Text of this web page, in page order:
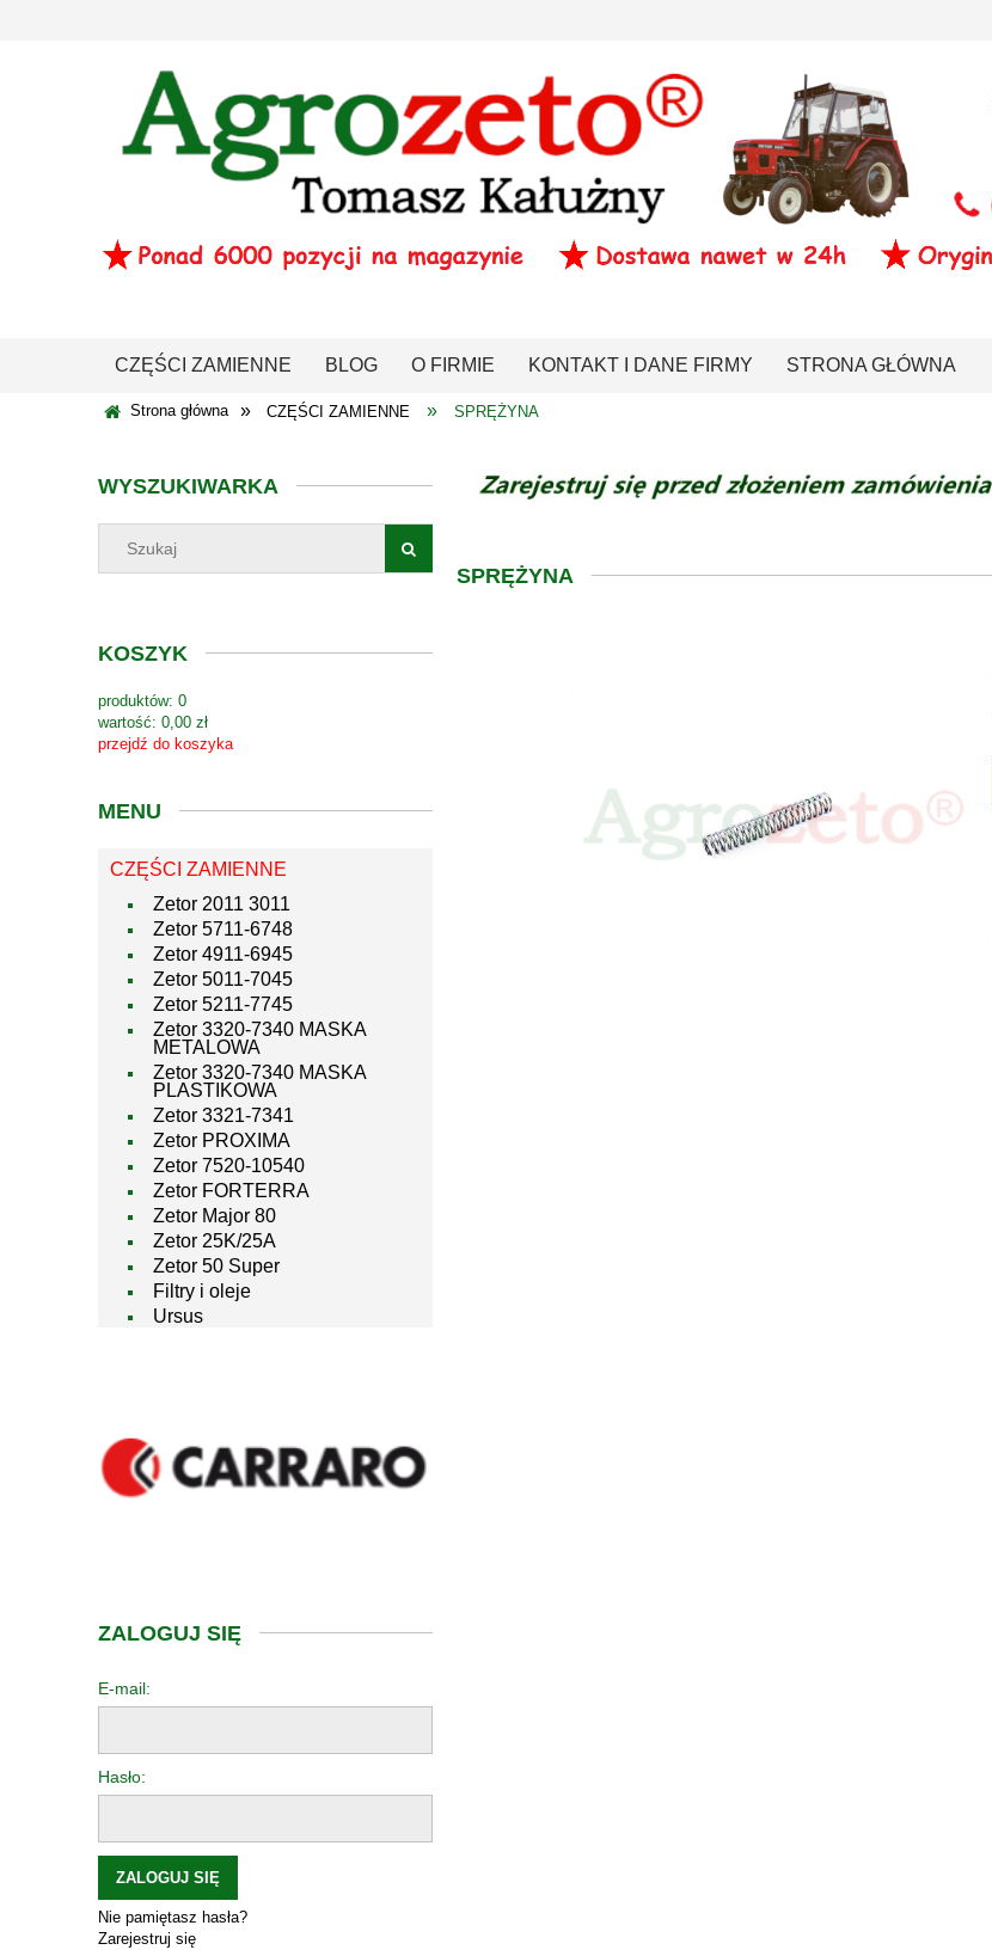
CZĘŚCI ZAMIENNE BLOG O FIRMIE KONTAKT I DANE FIRMY STRONA GŁÓWNA
Strona główna » CZĘŚCI ZAMIENNE » SPRĘŻYNA
WYSZUKIWARKA
KOSZYK
produktów: 0
wartość: 0,00 zł
przejdź do koszyka
MENU
CZĘŚCI ZAMIENNE
Zetor 2011 3011
Zetor 5711-6748
Zetor 4911-6945
Zetor 5011-7045
Zetor 5211-7745
Zetor 3320-7340 MASKA
METALOWA
Zetor 3320-7340 MASKA
PLASTIKOWA
Zetor 3321-7341
Zetor PROXIMA
Zetor 7520-10540
Zetor FORTERRA
Zetor Major 80
Zetor 25K/25A
Zetor 50 Super
Filtry i oleje
Ursus
ZALOGUJ SIĘ
E-mail:
Hasło:
ZALOGUJ SIĘ
Nie pamiętasz hasła?
Zarejestruj się
SPRĘŻYNA